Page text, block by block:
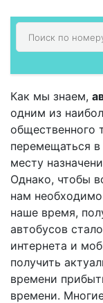
Как мы знаем,
одним из
общественного
перемещаться в
месту
Однако, чтобы
нам необходимо
наше время,
автобусов
интернета и
получить
времени
времени.